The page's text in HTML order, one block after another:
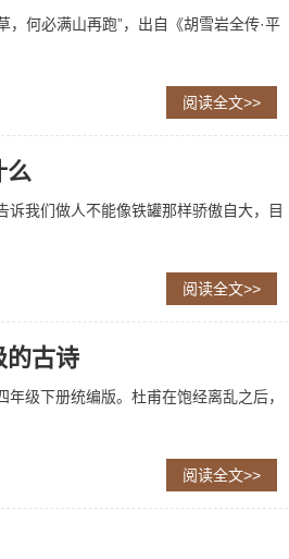
，何必满山再跑”，出自《胡雪岩全传·平
阅读全文>>
么
诉我们做人不能像铁罐那样骄傲自大，目
阅读全文>>
的古诗
级下册统编版。杜甫在饱经离乱之后，
阅读全文>>